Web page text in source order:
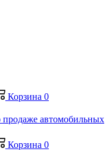
Корзина 0
Корзина 0